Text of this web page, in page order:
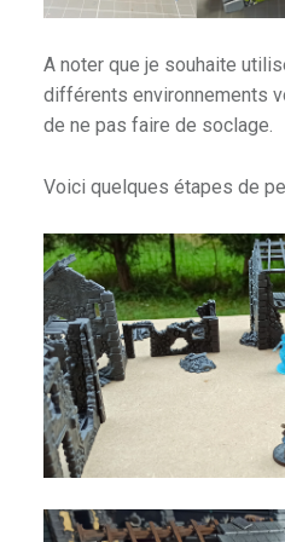
& Heroes
A noter que je souhaite
différents environnements
de ne pas faire de soclage.
Voici quelques étapes de